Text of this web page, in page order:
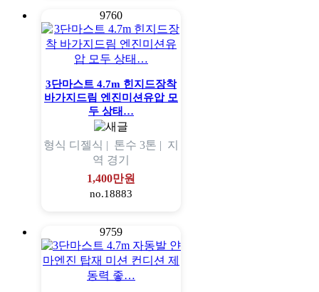
9760
3단마스트 4.7m 힌지드장착
바가지드림 엔진미션유압 모
두 상태…
형식 디젤식 | 톤수 3톤 | 지
역 경기
1,400만원
no.18883
9759